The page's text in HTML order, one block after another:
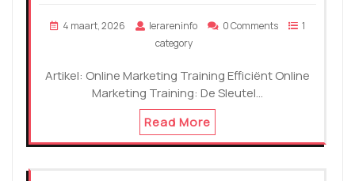
4 maart, 2026 lerareninfo 0 Comments
1
category
Artikel: Online Marketing Training Efficiënt Online
Marketing Training: De Sleutel…
Read More